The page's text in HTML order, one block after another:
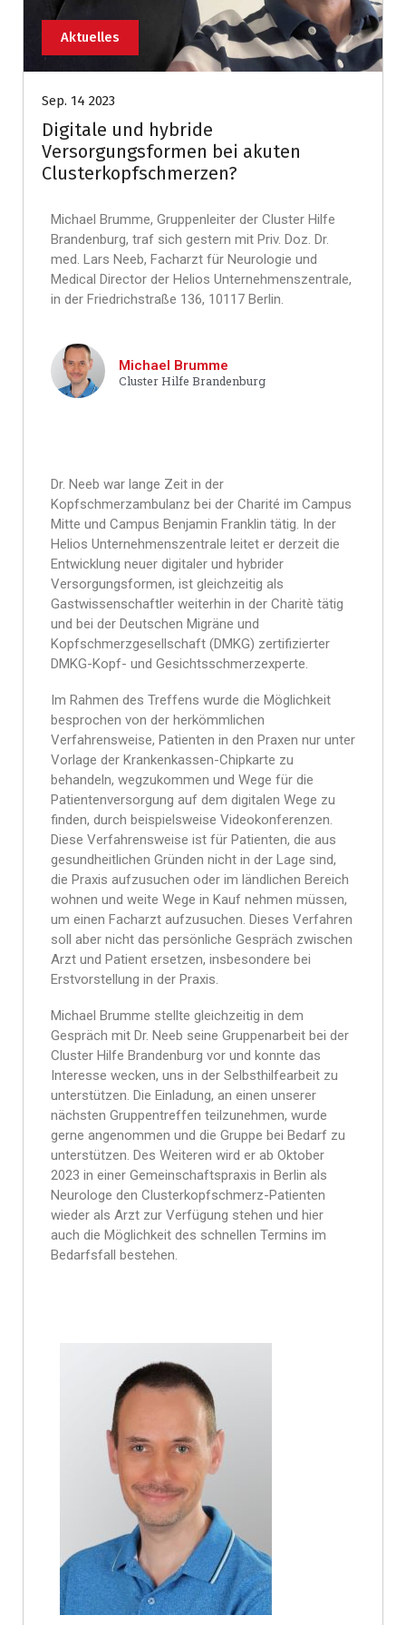
Aktuelles
Sep. 14 2023
Digitale und hybride
Versorgungsformen bei akuten
Clusterkopfschmerzen?
Michael Brumme, Gruppenleiter der Cluster Hilfe
Brandenburg, traf sich gestern mit Priv. Doz. Dr.
med. Lars Neeb, Facharzt für Neurologie und
Medical Director der Helios Unternehmenszentrale,
in der Friedrichstraße 136, 10117 Berlin.
Michael Brumme
Cluster Hilfe Brandenburg
Dr. Neeb war lange Zeit in der
Kopfschmerzambulanz bei der Charité im Campus
Mitte und Campus Benjamin Franklin tätig. In der
Helios Unternehmenszentrale leitet er derzeit die
Entwicklung neuer digitaler und hybrider
Versorgungsformen, ist gleichzeitig als
Gastwissenschaftler weiterhin in der Charitè tätig
und bei der Deutschen Migräne und
Kopfschmerzgesellschaft (DMKG) zertifizierter
DMKG-Kopf- und Gesichtsschmerzexperte.
Im Rahmen des Treffens wurde die Möglichkeit
besprochen von der herkömmlichen
Verfahrensweise, Patienten in den Praxen nur unter
Vorlage der Krankenkassen-Chipkarte zu
behandeln, wegzukommen und Wege für die
Patientenversorgung auf dem digitalen Wege zu
finden, durch beispielsweise Videokonferenzen.
Diese Verfahrensweise ist für Patienten, die aus
gesundheitlichen Gründen nicht in der Lage sind,
die Praxis aufzusuchen oder im ländlichen Bereich
wohnen und weite Wege in Kauf nehmen müssen,
um einen Facharzt aufzusuchen. Dieses Verfahren
soll aber nicht das persönliche Gespräch zwischen
Arzt und Patient ersetzen, insbesondere bei
Erstvorstellung in der Praxis.
Michael Brumme stellte gleichzeitig in dem
Gespräch mit Dr. Neeb seine Gruppenarbeit bei der
Cluster Hilfe Brandenburg vor und konnte das
Interesse wecken, uns in der Selbsthilfearbeit zu
unterstützen. Die Einladung, an einen unserer
nächsten Gruppentreffen teilzunehmen, wurde
gerne angenommen und die Gruppe bei Bedarf zu
unterstützen. Des Weiteren wird er ab Oktober
2023 in einer Gemeinschaftspraxis in Berlin als
Neurologe den Clusterkopfschmerz-Patienten
wieder als Arzt zur Verfügung stehen und hier
auch die Möglichkeit des schnellen Termins im
Bedarfsfall bestehen.